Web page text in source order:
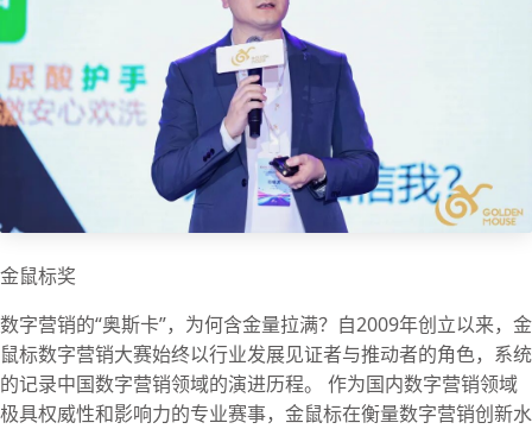
金鼠标奖
数字营销的“奥斯卡”，为何含金量拉满？自2009年创立以来，金
鼠标数字营销大赛始终以行业发展见证者与推动者的角色，系统
的记录中国数字营销领域的演进历程。 作为国内数字营销领域
极具权威性和影响力的专业赛事，金鼠标在衡量数字营销创新水